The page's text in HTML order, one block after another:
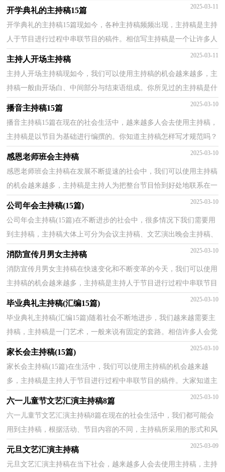
而事先准备好的文稿。你写主持稿时总是无从下笔...
开学典礼的主持稿15篇 2025-03-11
开学典礼的主持稿15篇现如今，各种主持稿频频出现，主持稿是主持
人于节目进行过程中串联节目的稿件。相信写主持稿是一个让许多人
都头痛的问题，以下是小编整理的开学典礼的主持稿...
主持人开场主持稿 2025-03-11
主持人开场主持稿现如今，我们可以使用主持稿的机会越来越多，主
持稿一般由开场白、中间部分与结束语组成。你所见过的主持稿是什
么样的呢？以下是小编收集整理的主持人开场主持稿...
播音主持稿15篇 2025-03-10
播音主持稿15篇在现在的社会生活中，越来越多人会去使用主持稿，
主持稿是以节目为基础进行编撰的。你知道主持稿怎样写才规范吗？
下面是小编收集整理的播音主持稿，希望对大家有所帮...
感恩老师班会主持稿 2025-03-10
感恩老师班会主持稿在发展不断提速的社会中，我们可以使用主持稿
的机会越来越多，主持稿是主持人为把整台节目恰到好处地联系在一
起而事先准备好的稿子。怎样写主持稿才能更好地...
公司年会主持稿(15篇) 2025-03-10
公司年会主持稿(15篇)在不断进步的社会中，很多情况下我们需要用
到主持稿，主持稿大体上可分为会议主持稿、文艺演出晚会主持稿、
赛事活动主持稿、节庆活动主持稿、婚庆礼仪主持...
消防宣传月男女主持稿 2025-03-10
消防宣传月男女主持稿在快速变化和不断变革的今天，我们可以使用
主持稿的机会越来越多，主持稿是主持人于节目进行过程中串联节目
的稿件。你写主持稿时总是无从下笔？下面是小编为...
毕业典礼主持稿(汇编15篇) 2025-03-10
毕业典礼主持稿(汇编15篇)随着社会不断地进步，我们越来越需要主
持稿，主持稿是一门艺术，一般来说有固定的套路。相信许多人会觉
得主持稿很难写吧，下面是小编收集整理的毕业典礼主...
家长会主持稿(15篇) 2025-03-10
家长会主持稿(15篇)在生活中，我们可以使用主持稿的机会越来越
多，主持稿是主持人于节目进行过程中串联节目的稿件。大家知道主
持稿怎么写才正确吗？下面是小编帮大家整理的家长会...
六一儿童节文艺汇演主持稿8篇 2025-03-10
六一儿童节文艺汇演主持稿8篇在现在的社会生活中，我们都可能会
用到主持稿，根据活动、节目内容的不同，主持稿所采用的形式和风
格也是不同的。相信很多朋友都对写主持稿感到非常...
元旦文艺汇演主持稿 2025-03-09
元旦文艺汇演主持稿在当下社会，越来越多人会去使用主持稿，主持